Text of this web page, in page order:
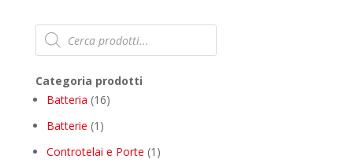
Products
search
Categoria prodotti
Batteria 1616
Batterie 1 1
product
Controtelai e Porte 1 1